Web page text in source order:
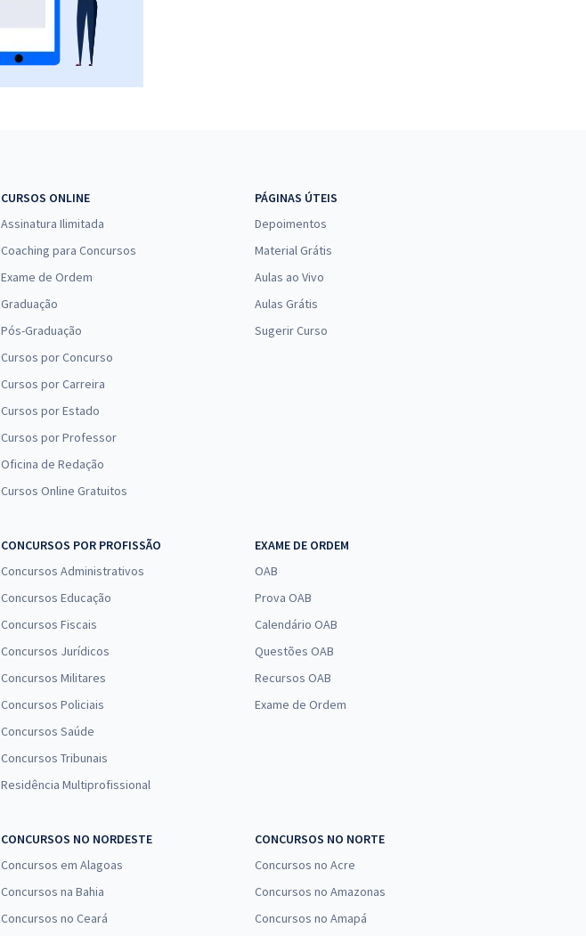
CURSOS ONLINE
Assinatura Ilimitada
Coaching para Concursos
Exame de Ordem
Graduação
Pós-Graduação
Cursos por Concurso
Cursos por Carreira
Cursos por Estado
Cursos por Professor
Oficina de Redação
Cursos Online Gratuitos
PÁGINAS ÚTEIS
Depoimentos
Material Grátis
Aulas ao Vivo
Aulas Grátis
Sugerir Curso
CONCURSOS POR PROFISSÃO
Concursos Administrativos
Concursos Educação
Concursos Fiscais
Concursos Jurídicos
Concursos Militares
Concursos Policiais
Concursos Saúde
Concursos Tribunais
Residência Multiprofissional
EXAME DE ORDEM
OAB
Prova OAB
Calendário OAB
Questões OAB
Recursos OAB
Exame de Ordem
CONCURSOS NO NORDESTE
Concursos em Alagoas
Concursos na Bahia
Concursos no Ceará
CONCURSOS NO NORTE
Concursos no Acre
Concursos no Amazonas
Concursos no Amapá